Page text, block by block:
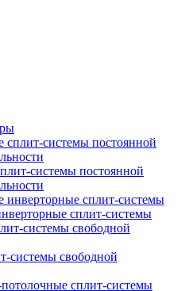
системы постоянной
сплит-системы
системы свободной